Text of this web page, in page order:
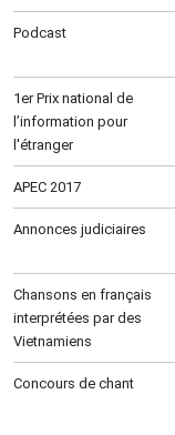
Podcast
1er Prix national de
l’information pour
l'étranger
APEC 2017
Annonces judiciaires
Chansons en français
interprétées par des
Vietnamiens
Concours de chant